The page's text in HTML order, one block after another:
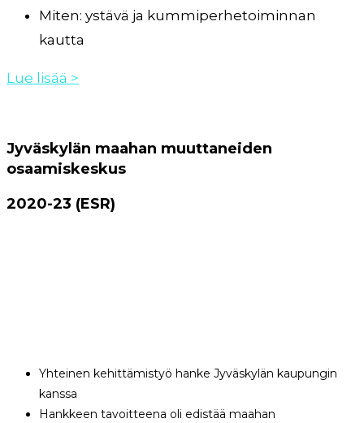
Miten: ystävä ja kummiperhetoiminnan
kautta
Lue lisää >
Jyväskylän maahan muuttaneiden
osaamiskeskus
2020-23 (ESR)
Yhteinen kehittämistyö hanke Jyväskylän kaupungin
kanssa
Hankkeen tavoitteena oli edistää maahan